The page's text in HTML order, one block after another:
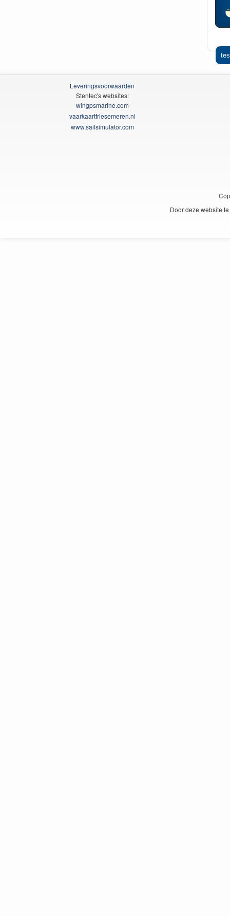
Leveringsvoorwaarden
Stentec's websites:
wingpsmarine.com
vaarkaartfriesemeren.nl
www.sailsimulator.com
Door deze website